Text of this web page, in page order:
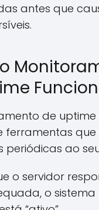
antes que
de uptime
ferramentas que
periódicas ao
o servidor
o sistema